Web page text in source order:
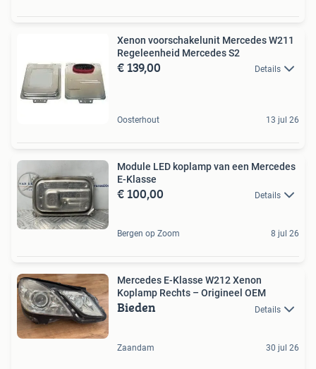
Xenon voorschakelunit Mercedes W211
Regeleenheid Mercedes S2
€ 139,00 Details
Oosterhout 13 jul 26
Module LED koplamp van een Mercedes
E-Klasse
€ 100,00 Details
Bergen op Zoom 8 jul 26
Mercedes E-Klasse W212 Xenon
Koplamp Rechts – Origineel OEM
Bieden Details
Zaandam 30 jul 26